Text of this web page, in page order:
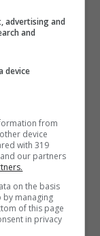
advertising and
and
device
from
device
with 319
our partners
on the basis
by managing
of this page
in privacy